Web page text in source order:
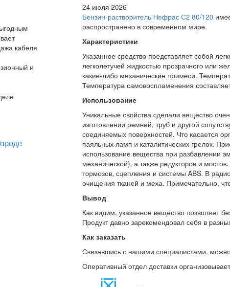
кабеля
и
24 июля 2026
Бензин-растворитель Нефрас С2 80/120
распространено в современном мире.
Характеристики
Указанное средство представляет собой
легколетучей жидкостью прозрачного или
какие-либо механические примеси.
Температура самовоспламенения
Использование
Уникальные свойства сделали вещество
изготовлении ремней, труб и другой
соединяемых поверхностей. Что касается
паяльных ламп и каталитических грелок.
использование вещества при разбавлении
механической), а также редукторов и
тормозов, сцепления и системы ABS. В
очищения тканей и меха. Примечательно,
Вывод
Как видим, указанное вещество позволяет
Продукт давно зарекомендовал себя в
Как заказать
Связавшись с нашими специалистами,
Оперативный отдел доставки